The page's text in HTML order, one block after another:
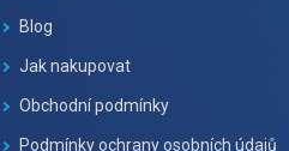
Blog
Jak nakupovat
Obchodní podmínky
Podmínky ochrany osobních údajů